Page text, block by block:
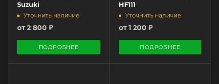
Suzuki
Уточнить наличие
от2 800 ₽
ПОДРОБНЕЕ
HF111
Уточнить наличие
от1 200 ₽
ПОДРОБНЕЕ